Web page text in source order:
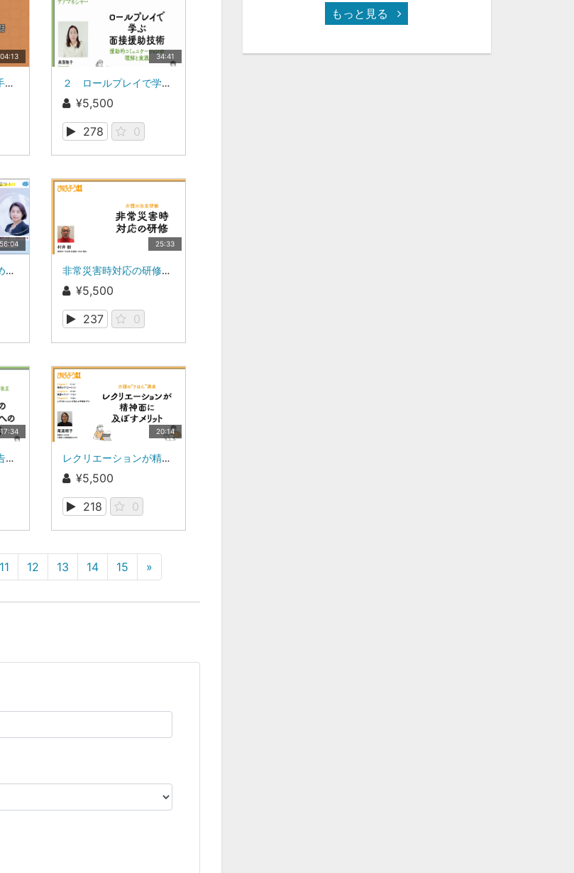
04:13
3級 手話での表現と手話での会話参考解答①
34:41
２ ロールプレイで学ぶ面接援助技術―援助的コミュニケーションの理解と実践② 「利用者中心の支援へ：４つのPから援助的コミュニケーションを学ぶ」
¥5,500
278
0
56:04
医療職・看護職のための“心理的安全性”の高い職場のつくり方【見逃し配信】
25:33
非常災害時対応の研修（介護の法定研修）
¥5,500
237
0
17:34
３．「経営情報の報告義務化」への準備と対応
20:14
レクリエーションが精神面に及ぼすメリット（介護の“きほん”講座）
¥5,500
218
0
11 12 13 14 15 »
もっと見る